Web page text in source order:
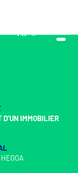
FR
EN
IMMOBILIER